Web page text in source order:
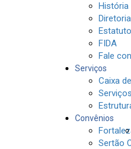
História
Diretoria
Estatuto
FIDA
Fale
Serviços
Caixa
Convênios
Sertão